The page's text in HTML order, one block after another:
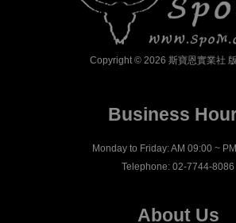
Copyright © 2026 斯寶恩實業社
Business
Monday to Friday: AM 09:00 ~
Telephone: 02-7744-8086
About Us